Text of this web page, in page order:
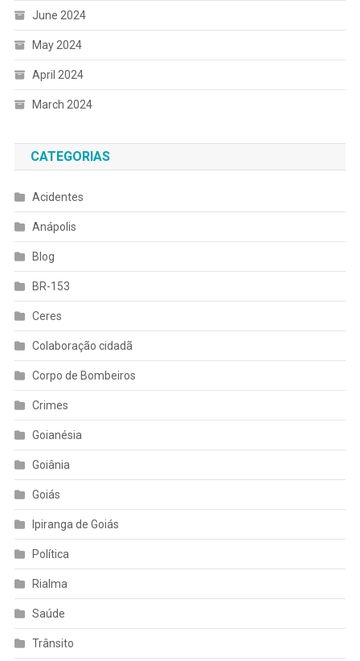
June 2024
May 2024
April 2024
March 2024
CATEGORIAS
Acidentes
Anápolis
Blog
BR-153
Ceres
Colaboração cidadã
Corpo de Bombeiros
Crimes
Goianésia
Goiânia
Goiás
Ipiranga de Goiás
Política
Rialma
Saúde
Trânsito